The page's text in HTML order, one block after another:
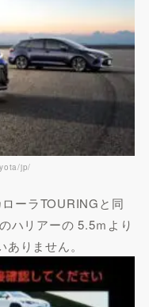
jp/
ーラTOURINGと同
ハリアーの 5.5ｍより
りません。